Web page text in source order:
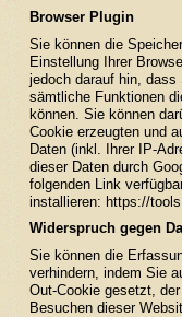
Browser Plugin
Sie können die
Einstellung Ihrer
jedoch darauf hin,
sämtliche Funktionen
können. Sie können
Cookie erzeugten und
Daten (inkl. Ihrer IP-
dieser Daten durch
folgenden Link
installieren: https://
Widerspruch gegen
Sie können die
verhindern, indem Sie
Out-Cookie gesetzt,
Besuchen dieser